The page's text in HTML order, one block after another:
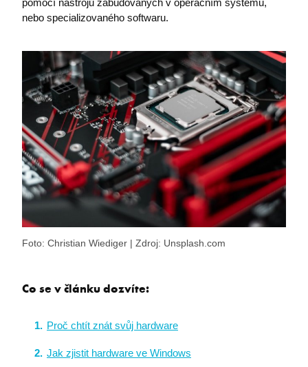
pomocí nástrojů zabudovaných v operačním systému,
nebo specializovaného softwaru.
Foto: Christian Wiediger | Zdroj: Unsplash.com
Co se v článku dozvíte:
Proč chtít znát svůj hardware
Jak zjistit hardware ve Windows